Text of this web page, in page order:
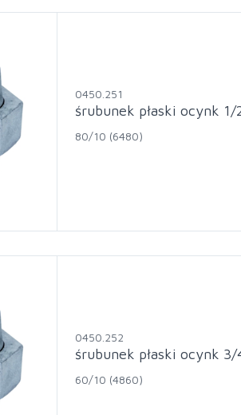
0450.251
śrubunek płaski ocynk 1/
80/10 (6480)
0450.252
śrubunek płaski ocynk 3/
60/10 (4860)